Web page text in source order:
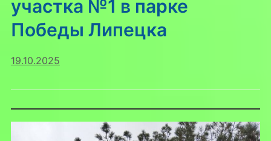
участка №1 в парке
Победы Липецка
19.10.2025